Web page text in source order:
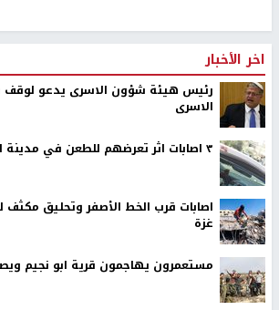
اخر الأخبار
رئيس هيئة شؤون الاسرى يدعو لوقف
الاسرى
٣ اصابات اثر تعرضهم للطعن في مدينة الطيبة
اصابات قرب الخط الأصفر وتحليق
غزة
مستعمرون يهاجمون قرية ابو نجيم